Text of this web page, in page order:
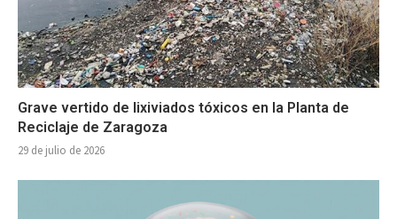
Grave vertido de lixiviados tóxicos en la Planta de
Reciclaje de Zaragoza
29 de julio de 2026